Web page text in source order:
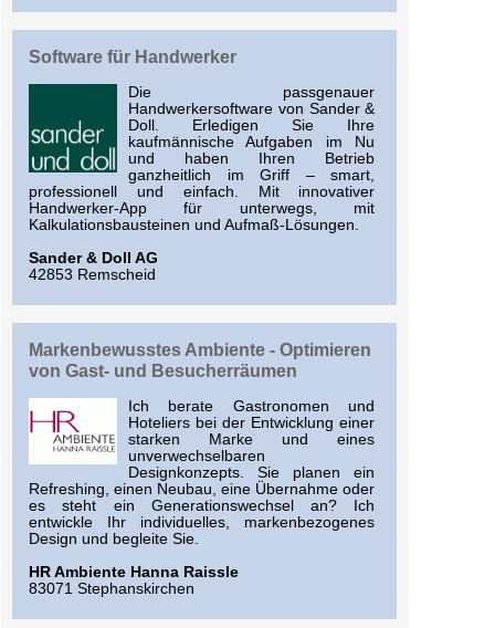
Software für Handwerker
Die passgenauer
Handwerkersoftware von Sander &
Doll. Erledigen Sie Ihre
kaufmännische Aufgaben im Nu
und haben Ihren Betrieb
ganzheitlich im Griff – smart,
professionell und einfach. Mit innovativer
Handwerker-App für unterwegs, mit
Kalkulationsbausteinen und Aufmaß-Lösungen.
Sander & Doll AG
42853 Remscheid
Markenbewusstes Ambiente - Optimieren
von Gast- und Besucherräumen
Ich berate Gastronomen und
Hoteliers bei der Entwicklung einer
starken Marke und eines
unverwechselbaren
Designkonzepts. Sie planen ein
Refreshing, einen Neubau, eine Übernahme oder
es steht ein Generationswechsel an? Ich
entwickle Ihr individuelles, markenbezogenes
Design und begleite Sie.
HR Ambiente Hanna Raissle
83071 Stephanskirchen